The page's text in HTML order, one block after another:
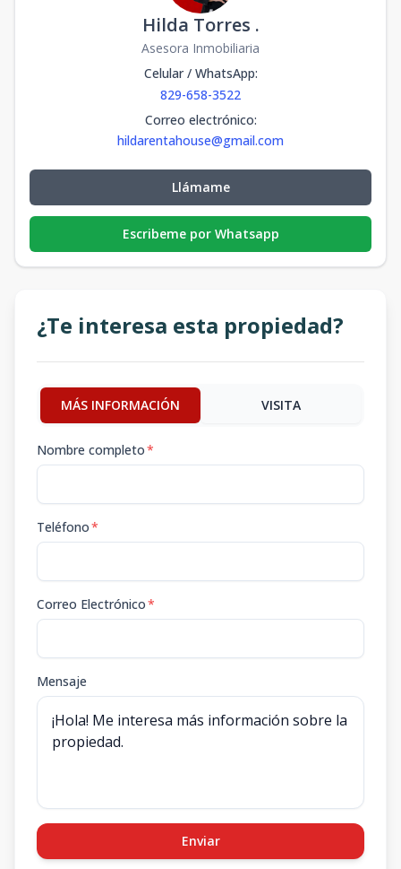
Hilda Torres .
Asesora Inmobiliaria
Celular / WhatsApp:
829-658-3522
Correo electrónico:
hildarentahouse@gmail.com
Llámame
Escribeme por Whatsapp
¿Te interesa esta propiedad?
MÁS INFORMACIÓN VISITA
Nombre completo*
Teléfono*
Correo Electrónico*
Mensaje
Enviar